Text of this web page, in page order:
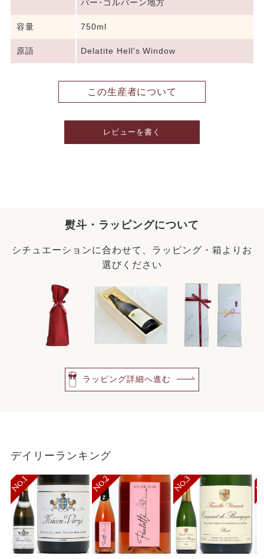
パー･ゴルバーン地方
容量 750ml
原語 Delatite Hell's Window
この生産者について
レビューを書く
熨斗・ラッピングについて
シチュエーションに合わせて、ラッピング・箱よりお
選びください
ラッピング詳細へ進む
デイリーランキング